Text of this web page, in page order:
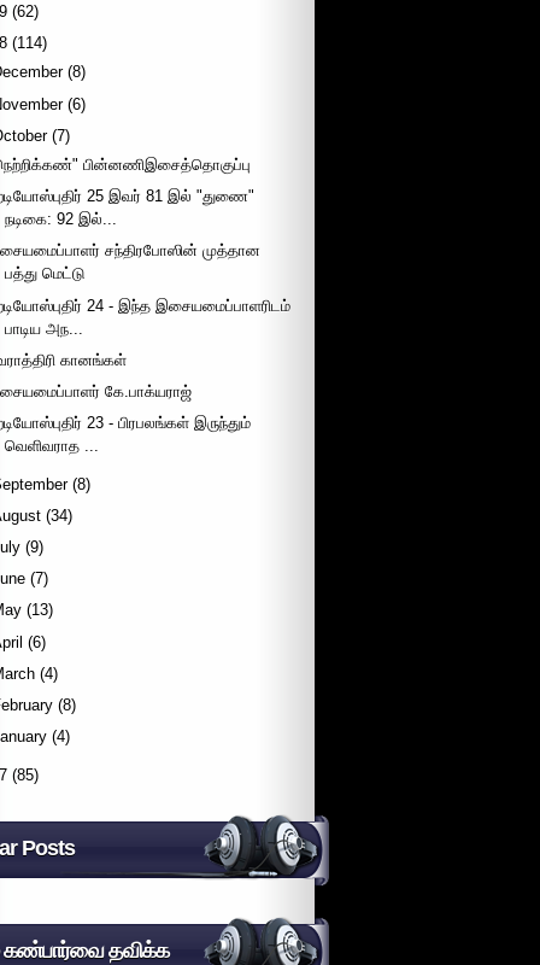
(62)
(114)
(8)
(6)
(7)
பின்னணிஇசைத்தொகுப்பு
25 இவர் 81 இல் "துணை"
நடிகை: 92 இல்...
சந்திரபோஸின் முத்தான
பத்து மெட்டு
24 - இந்த இசையமைப்பாளரிடம்
பாடிய அந...
கானங்கள்
கே.பாக்யராஜ்
23 - பிரபலங்கள் இருந்தும்
வெளிவராத ...
(8)
(34)
(9)
(7)
(13)
(6)
(4)
(8)
(4)
(85)
Posts
கண்பார்வை தவிக்க